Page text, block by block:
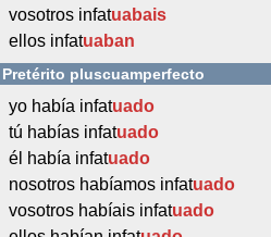
vosotros infatuabais
ellos infatuaban
Pretérito pluscuamperfecto
yo había infatuado
tú habías infatuado
él había infatuado
nosotros habíamos infatuado
vosotros habíais infatuado